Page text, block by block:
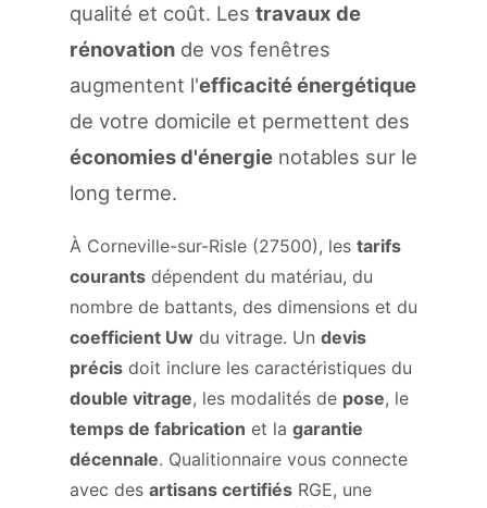
qualité et coût. Les travaux de
rénovation de vos fenêtres
augmentent l'efficacité énergétique
de votre domicile et permettent des
économies d'énergie notables sur le
long terme.
À Corneville-sur-Risle (27500), les tarifs
courants dépendent du matériau, du
nombre de battants, des dimensions et du
coefficient Uw du vitrage. Un devis
précis doit inclure les caractéristiques du
double vitrage, les modalités de pose, le
temps de fabrication et la garantie
décennale. Qualitionnaire vous connecte
avec des artisans certifiés RGE, une